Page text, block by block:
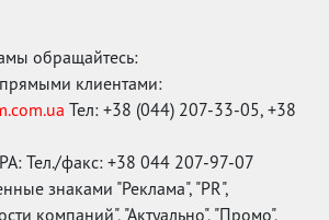
обращайтесь:
клиентами:
Тел: +38 (044) 207-33-05, +38
Тел./факс: +38 044 207-97-07
знаками "Реклама", "PR",
компаний", "Актуально", "Промо",